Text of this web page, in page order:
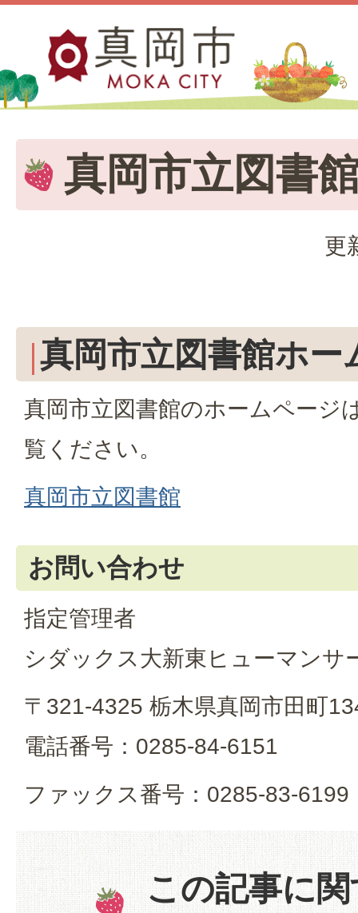
真岡市立図書
更
真岡市立図書館ホー
真岡市立図書館のホームページ
覧ください。
真岡市立図書館
お問い合わせ
指定管理者
シダックス大新東ヒューマンサ
〒321-4325 栃木県真岡市田町
電話番号：0285-84-6151
ファックス番号：0285-83-6199
この記事に